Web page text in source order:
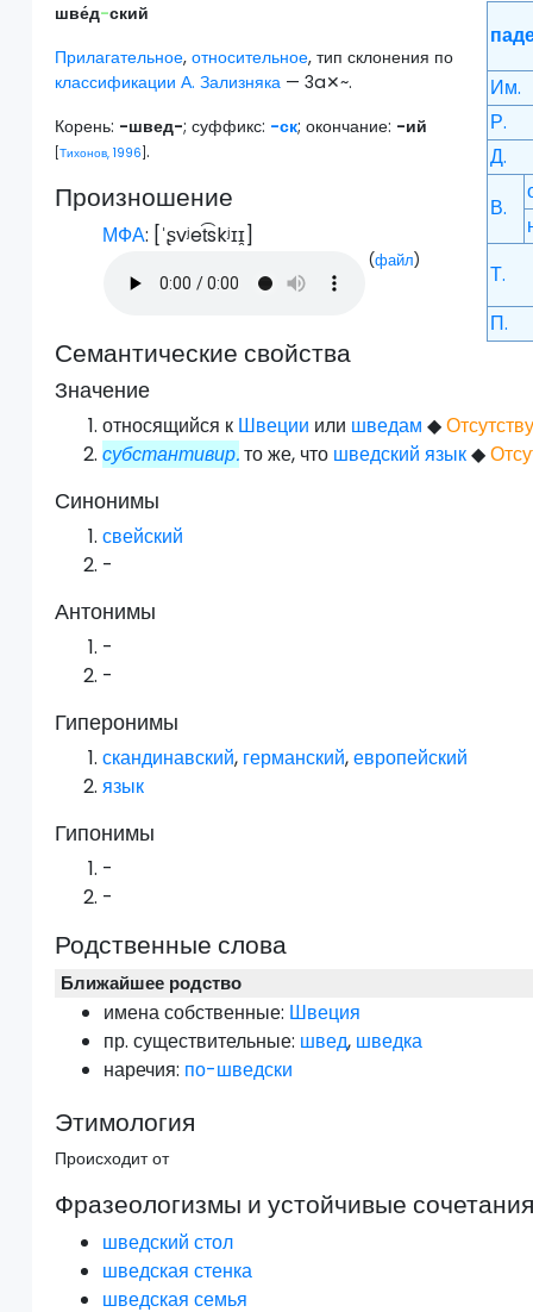
Им.
Р.
Д.
В.
Т.
П.
шве́д-ский
Прилагательное,относительное, тип склонения по
классификации А. Зализняка — 3a✕~.
Корень: -швед-; суффикс: -ск; окончание: -ий
[Тихонов, 1996 ].
Произношение
МФА: [ˈʂvʲet͡skʲɪɪ̯]
(файл)
Семантические свойства
Значение
относящийся к Швеции или шведам ◆
субстантивир.то же, что шведский язык◆
Синонимы
свейский
-
Антонимы
-
-
Гиперонимы
скандинавский, германский,европейский
язык
Гипонимы
-
-
Родственные слова
Ближайшее родство
имена собственные: Швеция
пр.существительные: швед, шведка
наречия: по-шведски
Этимология
Происходит от
Фразеологизмы и устойчивые
шведский стол
шведская стенка
шведская семья